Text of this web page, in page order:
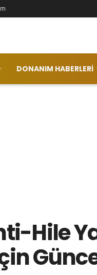
DONANIM HABERLERI
Hile